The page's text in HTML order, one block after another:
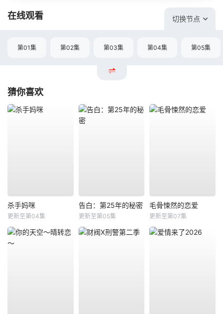
在线观看 切换节点
第01集 第02集 第03集 第04集 第05集
猜你喜欢
杀手妈咪
更新至第04集
告白：第25年的秘密
更新至第05集
毛骨悚然的恋爱
更新至第07集